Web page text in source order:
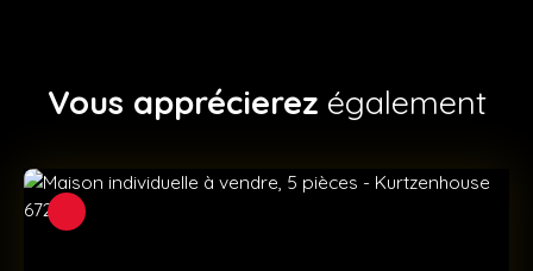
Vous apprécierez également